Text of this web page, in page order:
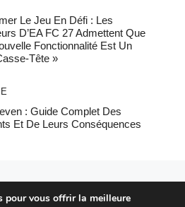
Le Jeu En Défi : Les
D’EA FC 27 Admettent Que
Fonctionnalité Est Un
Tête »
: Guide Complet Des
Et De Leurs Conséquences
pour vous offrir la meilleure